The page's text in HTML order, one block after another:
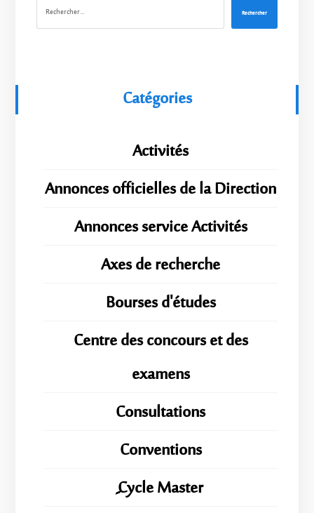
Rechercher
Catégories
Activités
Annonces officielles de la Direction
Annonces service Activités
Axes de recherche
Bourses d'études
Centre des concours et des
examens
Consultations
Conventions
ِِِCycle Master